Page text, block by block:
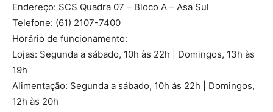
Endereço: SCS Quadra 07 – Bloco A – Asa Sul
Telefone: (61) 2107-7400
Horário de funcionamento:
Lojas: Segunda a sábado, 10h às 22h | Domingos, 13h às
19h
Alimentação: Segunda a sábado, 10h às 22h | Domingos,
12h às 20h